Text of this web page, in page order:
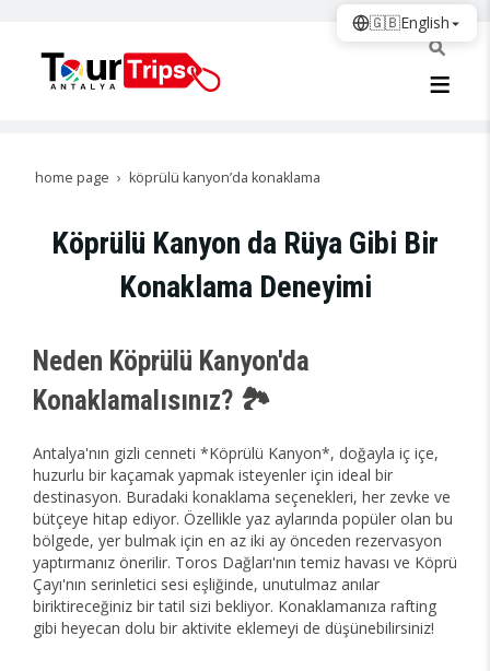
home page köprülü kanyon’da konaklama
Köprülü Kanyon da Rüya Gibi Bir
Konaklama Deneyimi
Neden Köprülü Kanyon'da
Konaklamalısınız? 🏞️
Antalya'nın gizli cenneti *Köprülü Kanyon*, doğayla iç içe,
huzurlu bir kaçamak yapmak isteyenler için ideal bir
destinasyon. Buradaki konaklama seçenekleri, her zevke ve
bütçeye hitap ediyor. Özellikle yaz aylarında popüler olan bu
bölgede, yer bulmak için en az iki ay önceden rezervasyon
yaptırmanız önerilir. Toros Dağları'nın temiz havası ve Köprü
Çayı'nın serinletici sesi eşliğinde, unutulmaz anılar
biriktireceğiniz bir tatil sizi bekliyor. Konaklamanıza rafting
gibi heyecan dolu bir aktivite eklemeyi de düşünebilirsiniz!
🇬🇧English